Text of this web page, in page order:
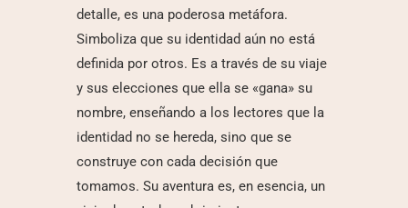
detalle, es una poderosa metáfora.
Simboliza que su identidad aún no está
definida por otros. Es a través de su viaje
y sus elecciones que ella se «gana» su
nombre, enseñando a los lectores que la
identidad no se hereda, sino que se
construye con cada decisión que
tomamos. Su aventura es, en esencia, un